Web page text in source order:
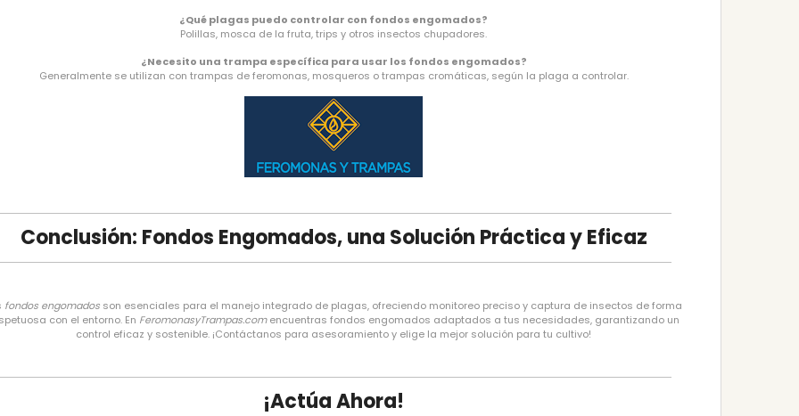
¿Qué plagas puedo controlar con fondos engomados?
Polillas, mosca de la fruta, trips y otros insectos chupadores.
¿Necesito una trampa específica para usar los fondos engomados?
Generalmente se utilizan con trampas de feromonas, mosqueros o trampas cromáticas, según la plaga a controlar.
Conclusión: Fondos Engomados, una Solución Práctica y Eficaz
fondos engomados son esenciales para el manejo integrado de plagas, ofreciendo monitoreo preciso y captura de insectos de forma
con el entorno. En FeromonasyTrampas.comencuentras fondos engomados adaptados a tus necesidades, garantizando un
control eficaz y sostenible. ¡Contáctanos para asesoramiento y elige la mejor solución para tu cultivo!
¡Actúa Ahora!